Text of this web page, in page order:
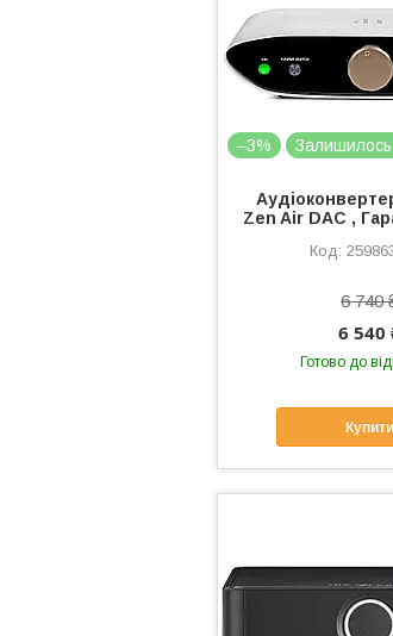
–3% Залишилось
Zen Air DAC ,
6 740
6 540
Готово до
Купити